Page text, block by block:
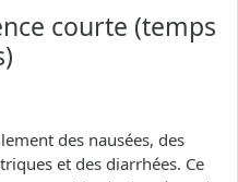
courte (temps
des nausées, des
et des diarrhées. Ce